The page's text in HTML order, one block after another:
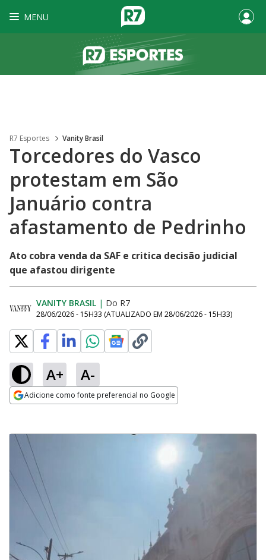
MENU
R7 Esportes Vanity Brasil
Torcedores do Vasco
protestam em São
Januário contra
afastamento de Pedrinho
Ato cobra venda da SAF e critica decisão judicial
que afastou dirigente
VANITY BRASIL | Do R7
28/06/2026 - 15H33 (ATUALIZADO EM 28/06/2026 - 15H33)
A+ A-
Adicione como fonte preferencial no Google